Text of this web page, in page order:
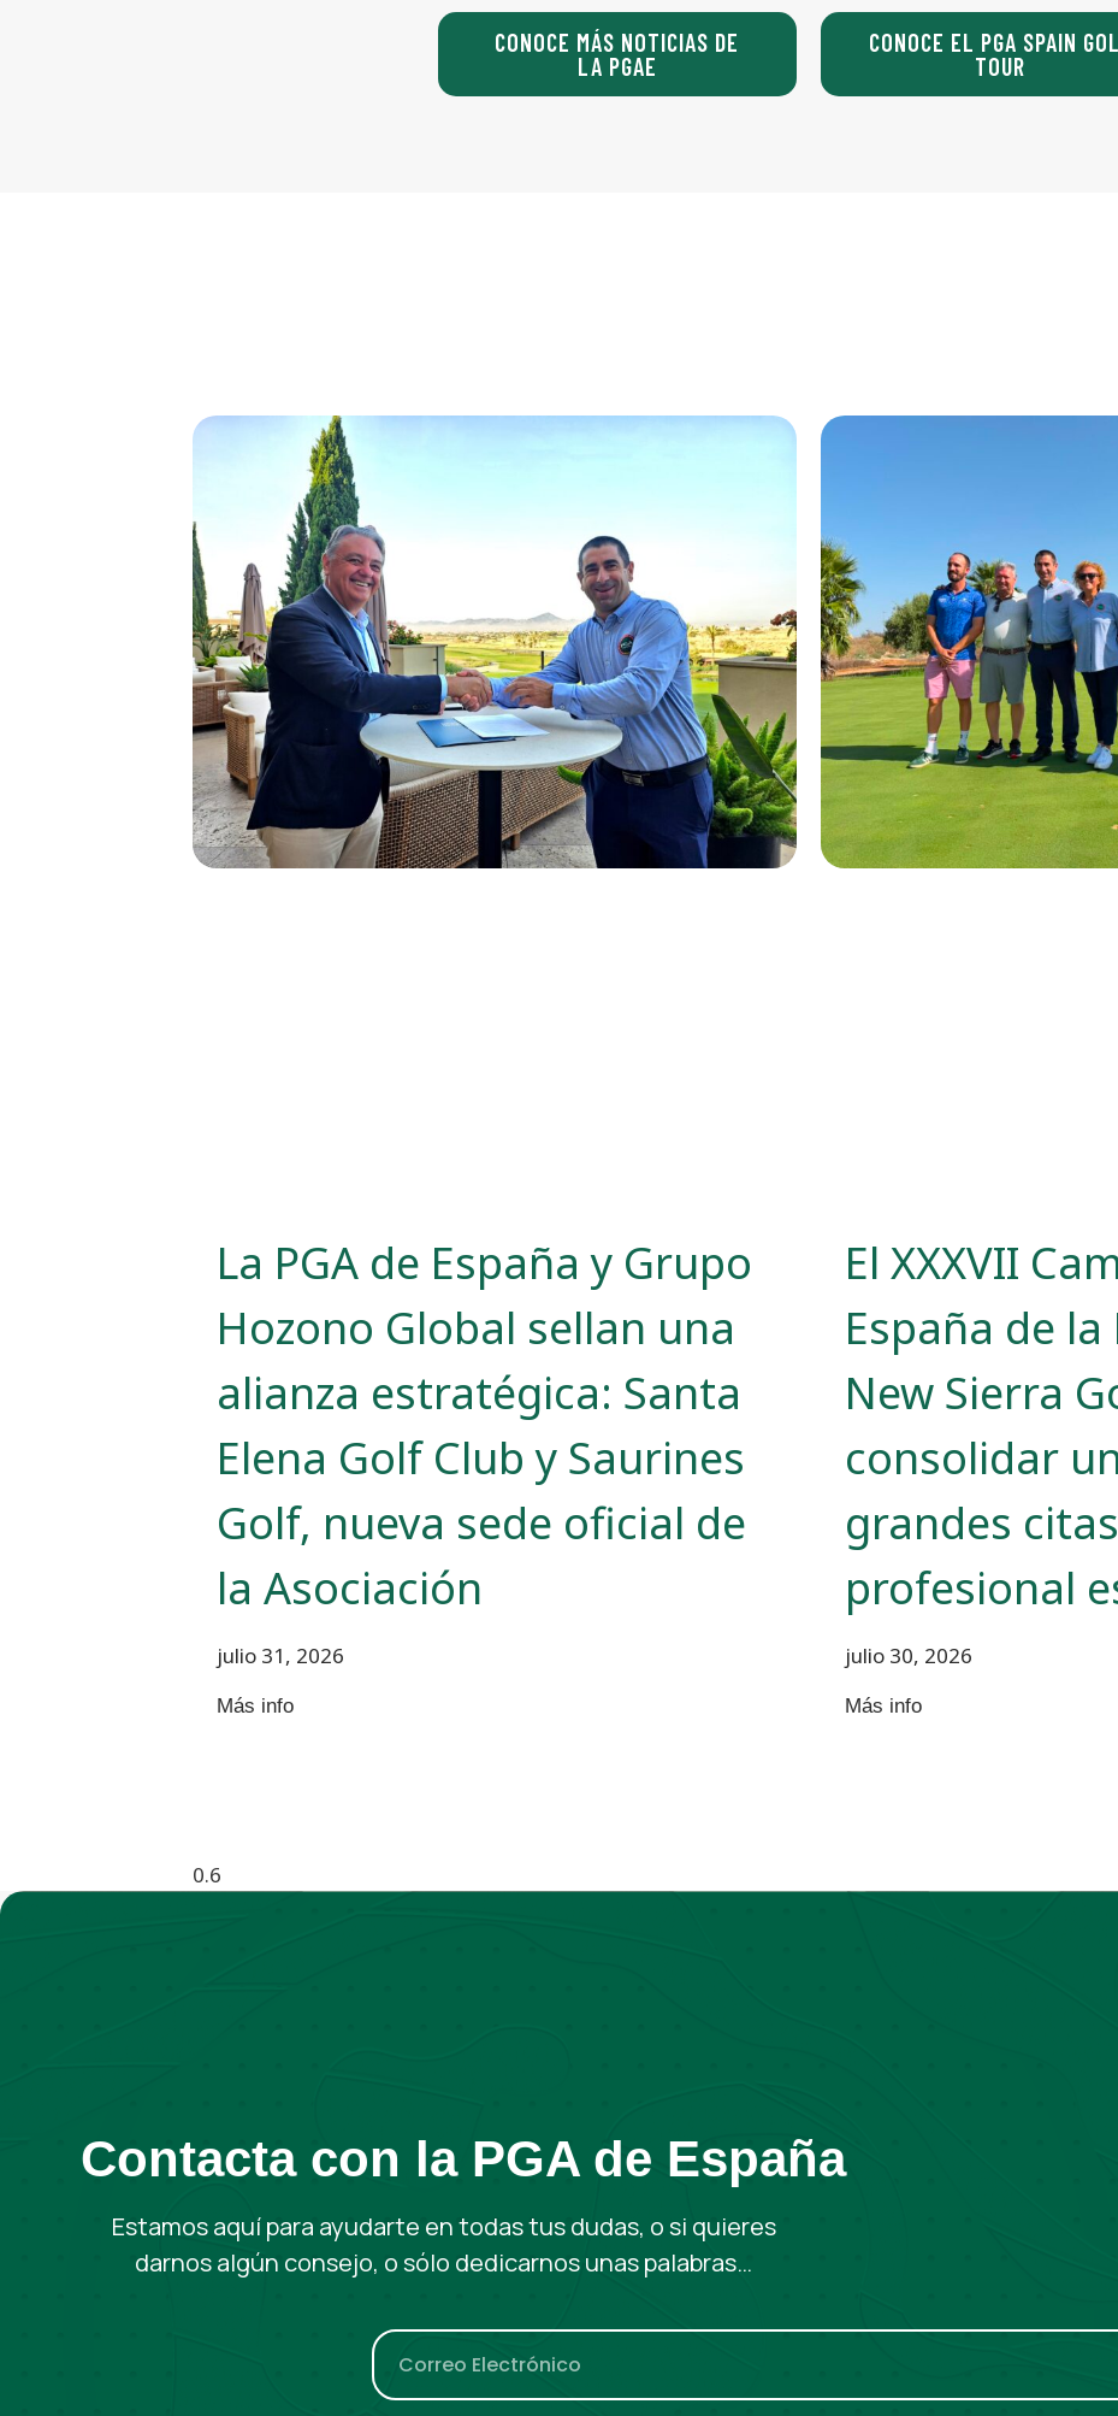
CONOCE MÁS NOTICIAS DE
LA PGAE
CONOCE EL PGA SPAIN
TOUR
La PGA de España y Grupo
Hozono Global sellan una
alianza estratégica: Santa
Elena Golf Club y Saurines
Golf, nueva sede oficial de
la Asociación
julio 31, 2026
Más info
El XXXVII
España de la
New Sierra
consolidar
grandes
profesional
julio 30, 2026
Más info
Contacta con la PGA de España
Estamos aquí para ayudarte en todas tus dudas, o si quieres
darnos algún consejo, o sólo dedicarnos unas palabras…